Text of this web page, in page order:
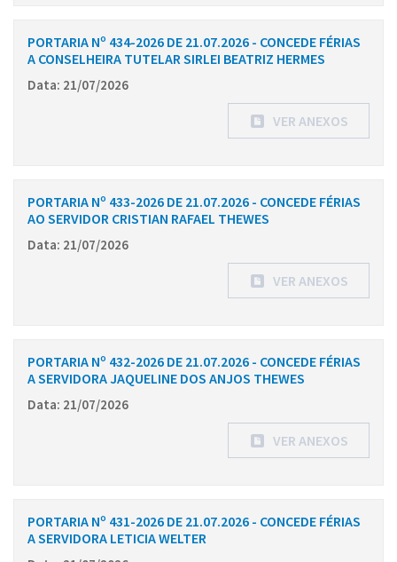
PORTARIA Nº 434-2026 DE 21.07.2026 - CONCEDE FÉRIAS
A CONSELHEIRA TUTELAR SIRLEI BEATRIZ HERMES
Data: 21/07/2026
VER ANEXOS
PORTARIA Nº 433-2026 DE 21.07.2026 - CONCEDE FÉRIAS
AO SERVIDOR CRISTIAN RAFAEL THEWES
Data: 21/07/2026
VER ANEXOS
PORTARIA Nº 432-2026 DE 21.07.2026 - CONCEDE FÉRIAS
A SERVIDORA JAQUELINE DOS ANJOS THEWES
Data: 21/07/2026
VER ANEXOS
PORTARIA Nº 431-2026 DE 21.07.2026 - CONCEDE FÉRIAS
A SERVIDORA LETICIA WELTER